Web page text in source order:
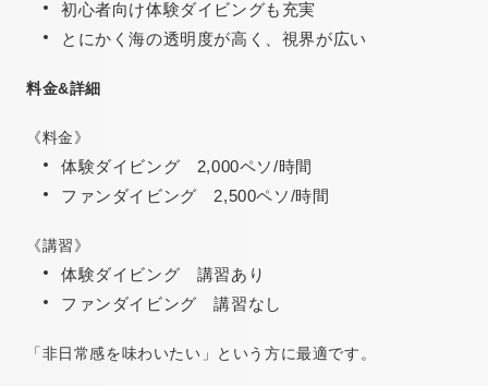
初心者向け体験ダイビングも充実
とにかく海の透明度が高く、視界が広い
料金&詳細
《料金》
体験ダイビング 2,000ペソ/時間
ファンダイビング 2,500ペソ/時間
《講習》
体験ダイビング 講習あり
ファンダイビング 講習なし
「非日常感を味わいたい」という方に最適です。